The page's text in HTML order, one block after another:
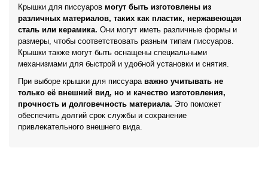
Крышки для писсуаров могут быть изготовлены из
различных материалов, таких как пластик, нержавеющая
сталь или керамика. Они могут иметь различные формы и
размеры, чтобы соответствовать разным типам писсуаров.
Крышки также могут быть оснащены специальными
механизмами для быстрой и удобной установки и снятия.
При выборе крышки для писсуара важно учитывать не
только её внешний вид, но и качество изготовления,
прочность и долговечность материала. Это поможет
обеспечить долгий срок службы и сохранение
привлекательного внешнего вида.